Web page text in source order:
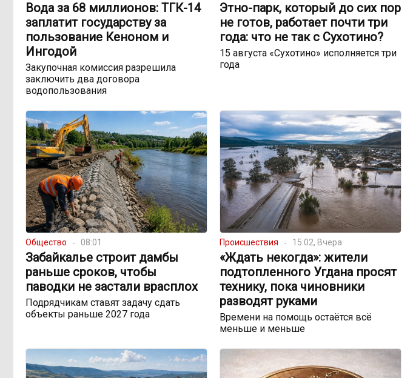
Вода за 68 миллионов: ТГК-14
заплатит государству за
пользование Кеноном и
Ингодой
Закупочная комиссия разрешила
заключить два договора
водопользования
Этно-парк, который до сих пор
не готов, работает почти три
года: что не так с Сухотино?
15 августа «Сухотино» исполняется три
года
Общество 08:01
Забайкалье строит дамбы
раньше сроков, чтобы
паводки не застали врасплох
Подрядчикам ставят задачу сдать
объекты раньше 2027 года
Происшествия 15:02, Вчера
«Ждать некогда»: жители
подтопленного Угдана просят
технику, пока чиновники
разводят руками
Времени на помощь остаётся всё
меньше и меньше